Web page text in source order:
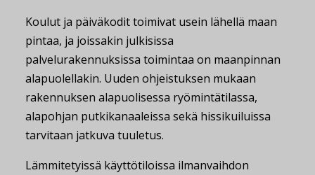
Koulut ja päiväkodit toimivat usein lähellä maan
pintaa, ja joissakin julkisissa
palvelurakennuksissa toimintaa on maanpinnan
alapuolellakin. Uuden ohjeistuksen mukaan
rakennuksen alapuolisessa ryömintätilassa,
alapohjan putkikanaaleissa sekä hissikuiluissa
tarvitaan jatkuva tuuletus.
Lämmitetyissä käyttötiloissa ilmanvaihdon